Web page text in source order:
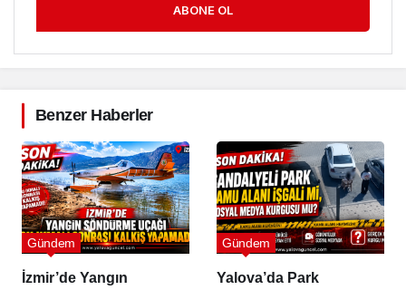
ABONE OL
Benzer Haberler
İzmir’de Yangın
Gündem
Yalova’da Park
Gündem